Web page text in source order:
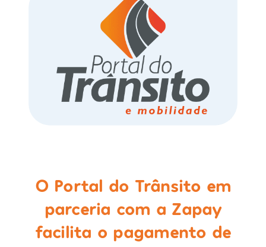
O Portal do Trânsito em
parceria com a Zapay
facilita o pagamento de